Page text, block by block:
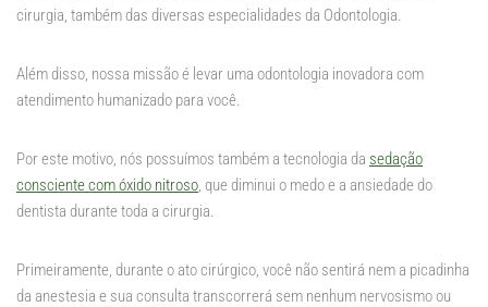
cirurgia, também das diversas especialidades da Odontologia.
Além disso, nossa missão é levar uma odontologia inovadora com
atendimento humanizado para você.
Por este motivo, nós possuímos também a tecnologia da sedação
consciente com óxido nitroso, que diminui o medo e a ansiedade do
dentista durante toda a cirurgia.
Primeiramente, durante o ato cirúrgico, você não sentirá nem a picadinha
da anestesia e sua consulta transcorrerá sem nenhum nervosismo ou